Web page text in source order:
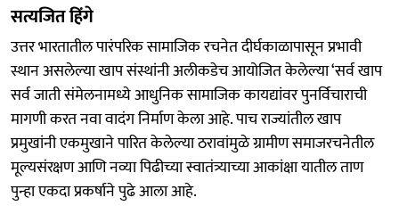
सत्यजित हिंगे
उत्तर भारतातील पारंपरिक सामाजिक रचनेत दीर्घकाळापासून प्रभावी
स्थान असलेल्या खाप संस्थांनी अलीकडेच आयोजित केलेल्या ‘सर्व खाप
सर्व जाती संमेलनामध्ये आधुनिक सामाजिक कायद्यांवर पुनर्विचाराची
मागणी करत नवा वादंग निर्माण केला आहे. पाच राज्यांतील खाप
प्रमुखांनी एकमुखाने पारित केलेल्या ठरावांमुळे ग्रामीण समाजरचनेतील
मूल्यसंरक्षण आणि नव्या पिढीच्या स्वातंत्र्याच्या आकांक्षा यातील ताण
पुन्हा एकदा प्रकर्षाने पुढे आला आहे.